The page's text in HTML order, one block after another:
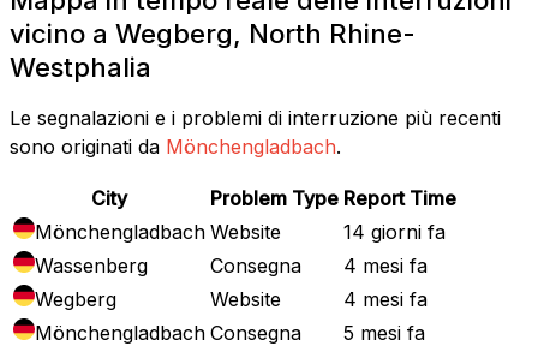
vicino a Wegberg, North Rhine-
Westphalia
Le segnalazioni e i problemi di interruzione più recenti
sono originati da Mönchengladbach.
City Problem Type Report Time
Mönchengladbach Website
14 giorni fa
Wassenberg
Consegna
4 mesi fa
Wegberg
Website
4 mesi fa
Mönchengladbach Consegna 5 mesi fa